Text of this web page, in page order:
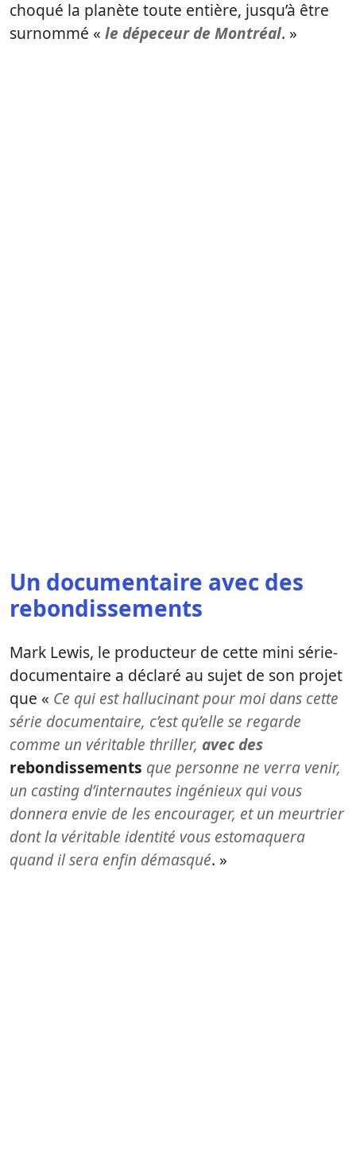
choqué la planète toute entière, jusqu’à être
surnommé « le dépeceur de Montréal. »
Un documentaire avec des
rebondissements
Mark Lewis, le producteur de cette mini série-
documentaire a déclaré au sujet de son projet
que « Ce qui est hallucinant pour moi dans cette
série documentaire, c’est qu’elle se regarde
comme un véritable thriller, avec des
rebondissements que personne ne verra venir,
un casting d’internautes ingénieux qui vous
donnera envie de les encourager, et un meurtrier
dont la véritable identité vous estomaquera
quand il sera enfin démasqué. »